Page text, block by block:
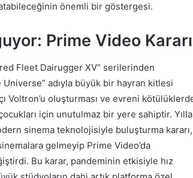
önemli bir göstergesi.
Prime Video Kararı
Fleet Dairugger XV” serilerinden
adıyla büyük bir hayran kitlesi
Voltron’u oluşturması ve evreni
için unutulmaz bir yere sahiptir.
sinema teknolojisiyle buluşturma kararı,
gelmeyip Prime Video’da
Bu karar, pandeminin etkisiyle hız